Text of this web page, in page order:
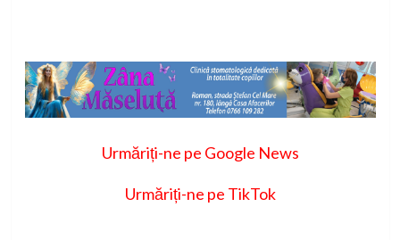
Urmăriți-ne pe Google News
Urmăriți-ne pe TikTok